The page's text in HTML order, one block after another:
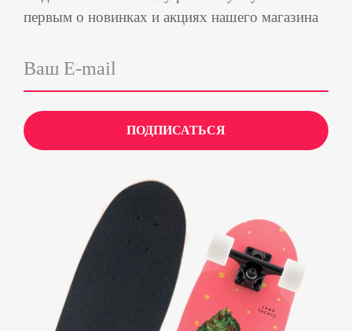
первым о новинках и акциях нашего магазина